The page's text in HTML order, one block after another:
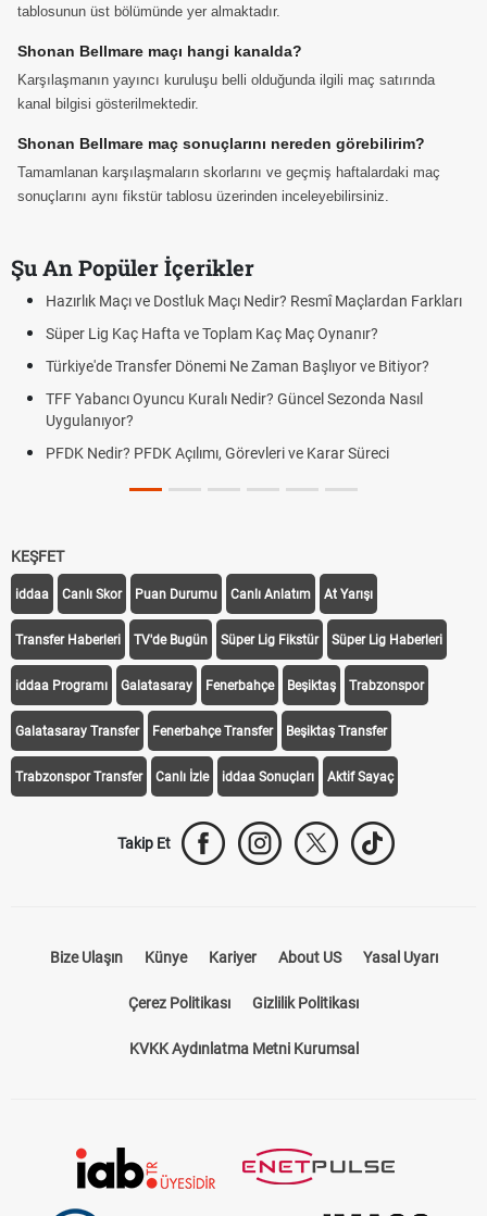
tablosunun üst bölümünde yer almaktadır.
Shonan Bellmare maçı hangi kanalda?
Karşılaşmanın yayıncı kuruluşu belli olduğunda ilgili maç satırında
kanal bilgisi gösterilmektedir.
Shonan Bellmare maç sonuçlarını nereden görebilirim?
Tamamlanan karşılaşmaların skorlarını ve geçmiş haftalardaki maç
sonuçlarını aynı fikstür tablosu üzerinden inceleyebilirsiniz.
Şu An Popüler İçerikler
Hazırlık Maçı ve Dostluk Maçı Nedir? Resmî Maçlardan Farkları
Süper Lig Kaç Hafta ve Toplam Kaç Maç Oynanır?
Türkiye'de Transfer Dönemi Ne Zaman Başlıyor ve Bitiyor?
TFF Yabancı Oyuncu Kuralı Nedir? Güncel Sezonda Nasıl
Uygulanıyor?
PFDK Nedir? PFDK Açılımı, Görevleri ve Karar Süreci
KEŞFET
iddaa Canlı Skor Puan Durumu Canlı Anlatım At Yarışı
Transfer Haberleri TV'de Bugün Süper Lig Fikstür Süper Lig Haberleri
iddaa Programı Galatasaray Fenerbahçe Beşiktaş Trabzonspor
Galatasaray Transfer Fenerbahçe Transfer Beşiktaş Transfer
Trabzonspor Transfer Canlı İzle iddaa Sonuçları Aktif Sayaç
Takip Et
Bize Ulaşın Künye Kariyer About US Yasal Uyarı
Çerez Politikası Gizlilik Politikası
KVKK Aydınlatma Metni Kurumsal